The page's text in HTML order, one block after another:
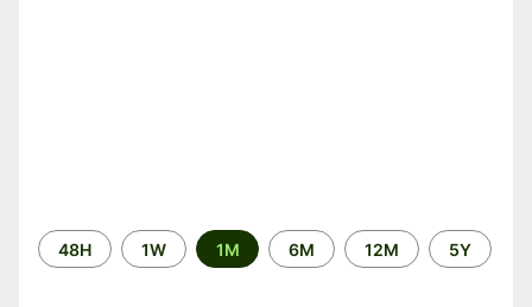
Time
period
48H 1W 1M 6M 12M 5Y